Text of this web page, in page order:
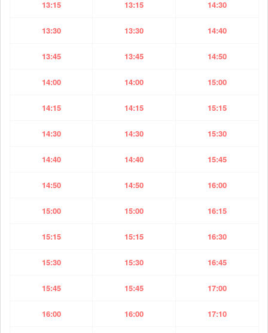
13:15 13:15 14:30
13:30 13:30 14:40
13:45 13:45 14:50
14:00 14:00 15:00
14:15 14:15 15:15
14:30 14:30 15:30
14:40 14:40 15:45
14:50 14:50 16:00
15:00 15:00 16:15
15:15 15:15 16:30
15:30 15:30 16:45
15:45 15:45 17:00
16:00 16:00 17:10